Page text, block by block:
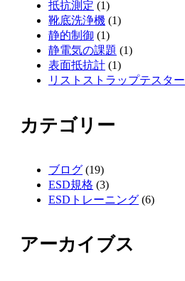
抵抗測定 (1)
靴底洗浄機 (1)
静的制御 (1)
静電気の課題 (1)
表面抵抗計 (1)
リストストラップテスター
カテゴリー
ブログ (19)
ESD規格 (3)
ESDトレーニング (6)
アーカイブス